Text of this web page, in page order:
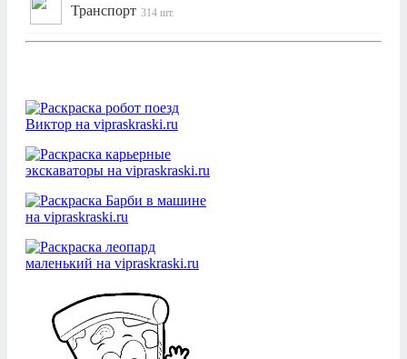
Транспорт 314 шт.